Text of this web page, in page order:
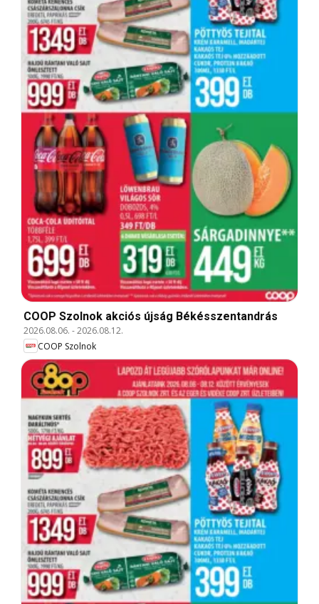
COOP Szolnok akciós újság Békésszentandrás
2026.08.06. -2026.08.12.
COOP Szolnok